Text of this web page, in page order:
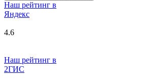
Наш рейтинг в
Яндекс
4.6
Наш рейтинг в
2ГИС